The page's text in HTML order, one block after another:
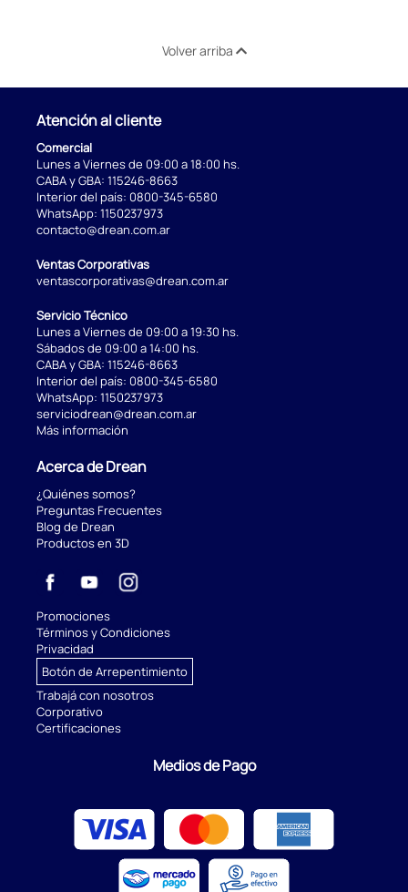
Volver arriba
Atención al cliente
Comercial
Lunes a Viernes de 09:00 a 18:00 hs.
CABA y GBA: 115246-8663
Interior del país: 0800-345-6580
WhatsApp: 1150237973
contacto@drean.com.ar
Ventas Corporativas
ventascorporativas@drean.com.ar
Servicio Técnico
Lunes a Viernes de 09:00 a 19:30 hs.
Sábados de 09:00 a 14:00 hs.
CABA y GBA: 115246-8663
Interior del país: 0800-345-6580
WhatsApp: 1150237973
serviciodrean@drean.com.ar
Más información
Acerca de Drean
¿Quiénes somos?
Preguntas Frecuentes
Blog de Drean
Productos en 3D
Promociones
Términos y Condiciones
Privacidad
Botón de Arrepentimiento
Trabajá con nosotros
Corporativo
Certificaciones
Medios de Pago